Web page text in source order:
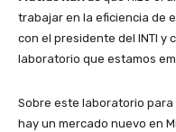
trabajar en la eficiencia de
con el presidente del INTI y
laboratorio que estamos
Sobre este laboratorio para
hay un mercado nuevo en